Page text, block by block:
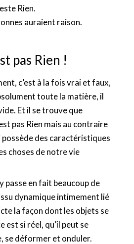
Rien.
auraient raison.
pas Rien !
c’est à la fois vrai et faux,
toute la matière, il
Et il se trouve que
pas Rien mais au contraire
possède des caractéristiques
choses de notre vie
passe en fait beaucoup de
dynamique intimement lié
la façon dont les objets se
est si réel, qu’il peut se
se déformer et onduler.